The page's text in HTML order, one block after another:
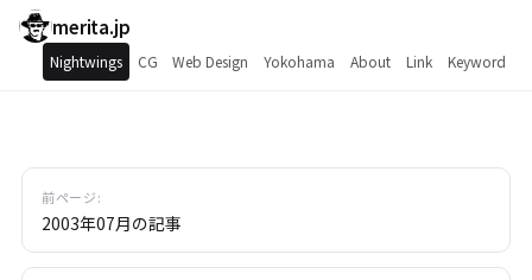
merita.jp
Nightwings CG Web Design Yokohama About Link Keyword
前ページ:
2003年07月の記事